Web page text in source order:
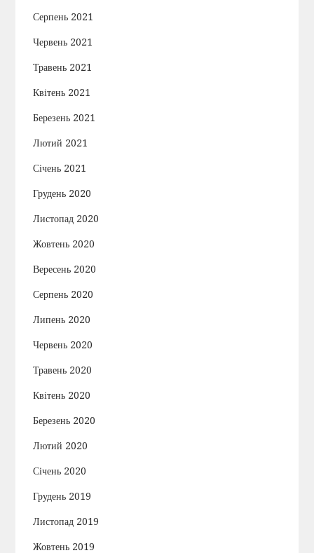
Серпень 2021
Червень 2021
Травень 2021
Квітень 2021
Березень 2021
Лютий 2021
Січень 2021
Грудень 2020
Листопад 2020
Жовтень 2020
Вересень 2020
Серпень 2020
Липень 2020
Червень 2020
Травень 2020
Квітень 2020
Березень 2020
Лютий 2020
Січень 2020
Грудень 2019
Листопад 2019
Жовтень 2019